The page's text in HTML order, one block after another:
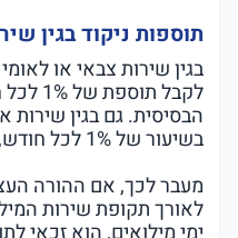
תוספות ניקוד בגין
בגין שירות צבאי או
לקבל
הבסיסית. גם בגין שירות
בשיעור של 1% לכל חודש, עד ל- 12 חודשים.